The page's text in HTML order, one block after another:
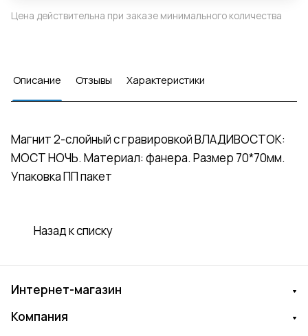
Цена действительна при заказе минимального количества
Описание Отзывы Характеристики
Магнит 2-слойный с гравировкой ВЛАДИВОСТОК:
МОСТ НОЧЬ. Материал: фанера. Размер 70*70мм.
Упаковка ПП пакет
Назад к списку
Интернет-магазин
Компания